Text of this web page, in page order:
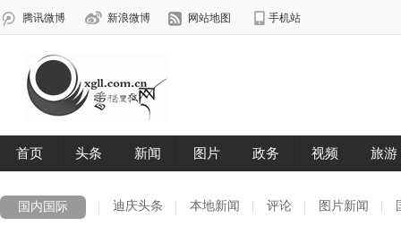
国内国际 迪庆头条 本地新闻 评论 图片新闻